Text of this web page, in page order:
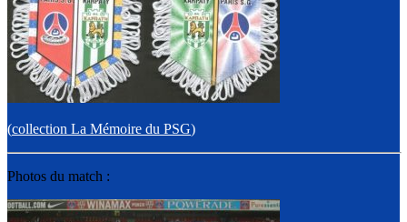
(collection La Mémoire du PSG)
Photos du match :